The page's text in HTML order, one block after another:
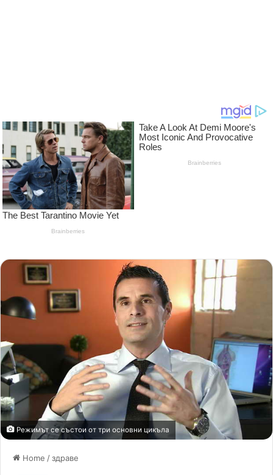
Режимът се състои от три основни цикъла
Home /здраве